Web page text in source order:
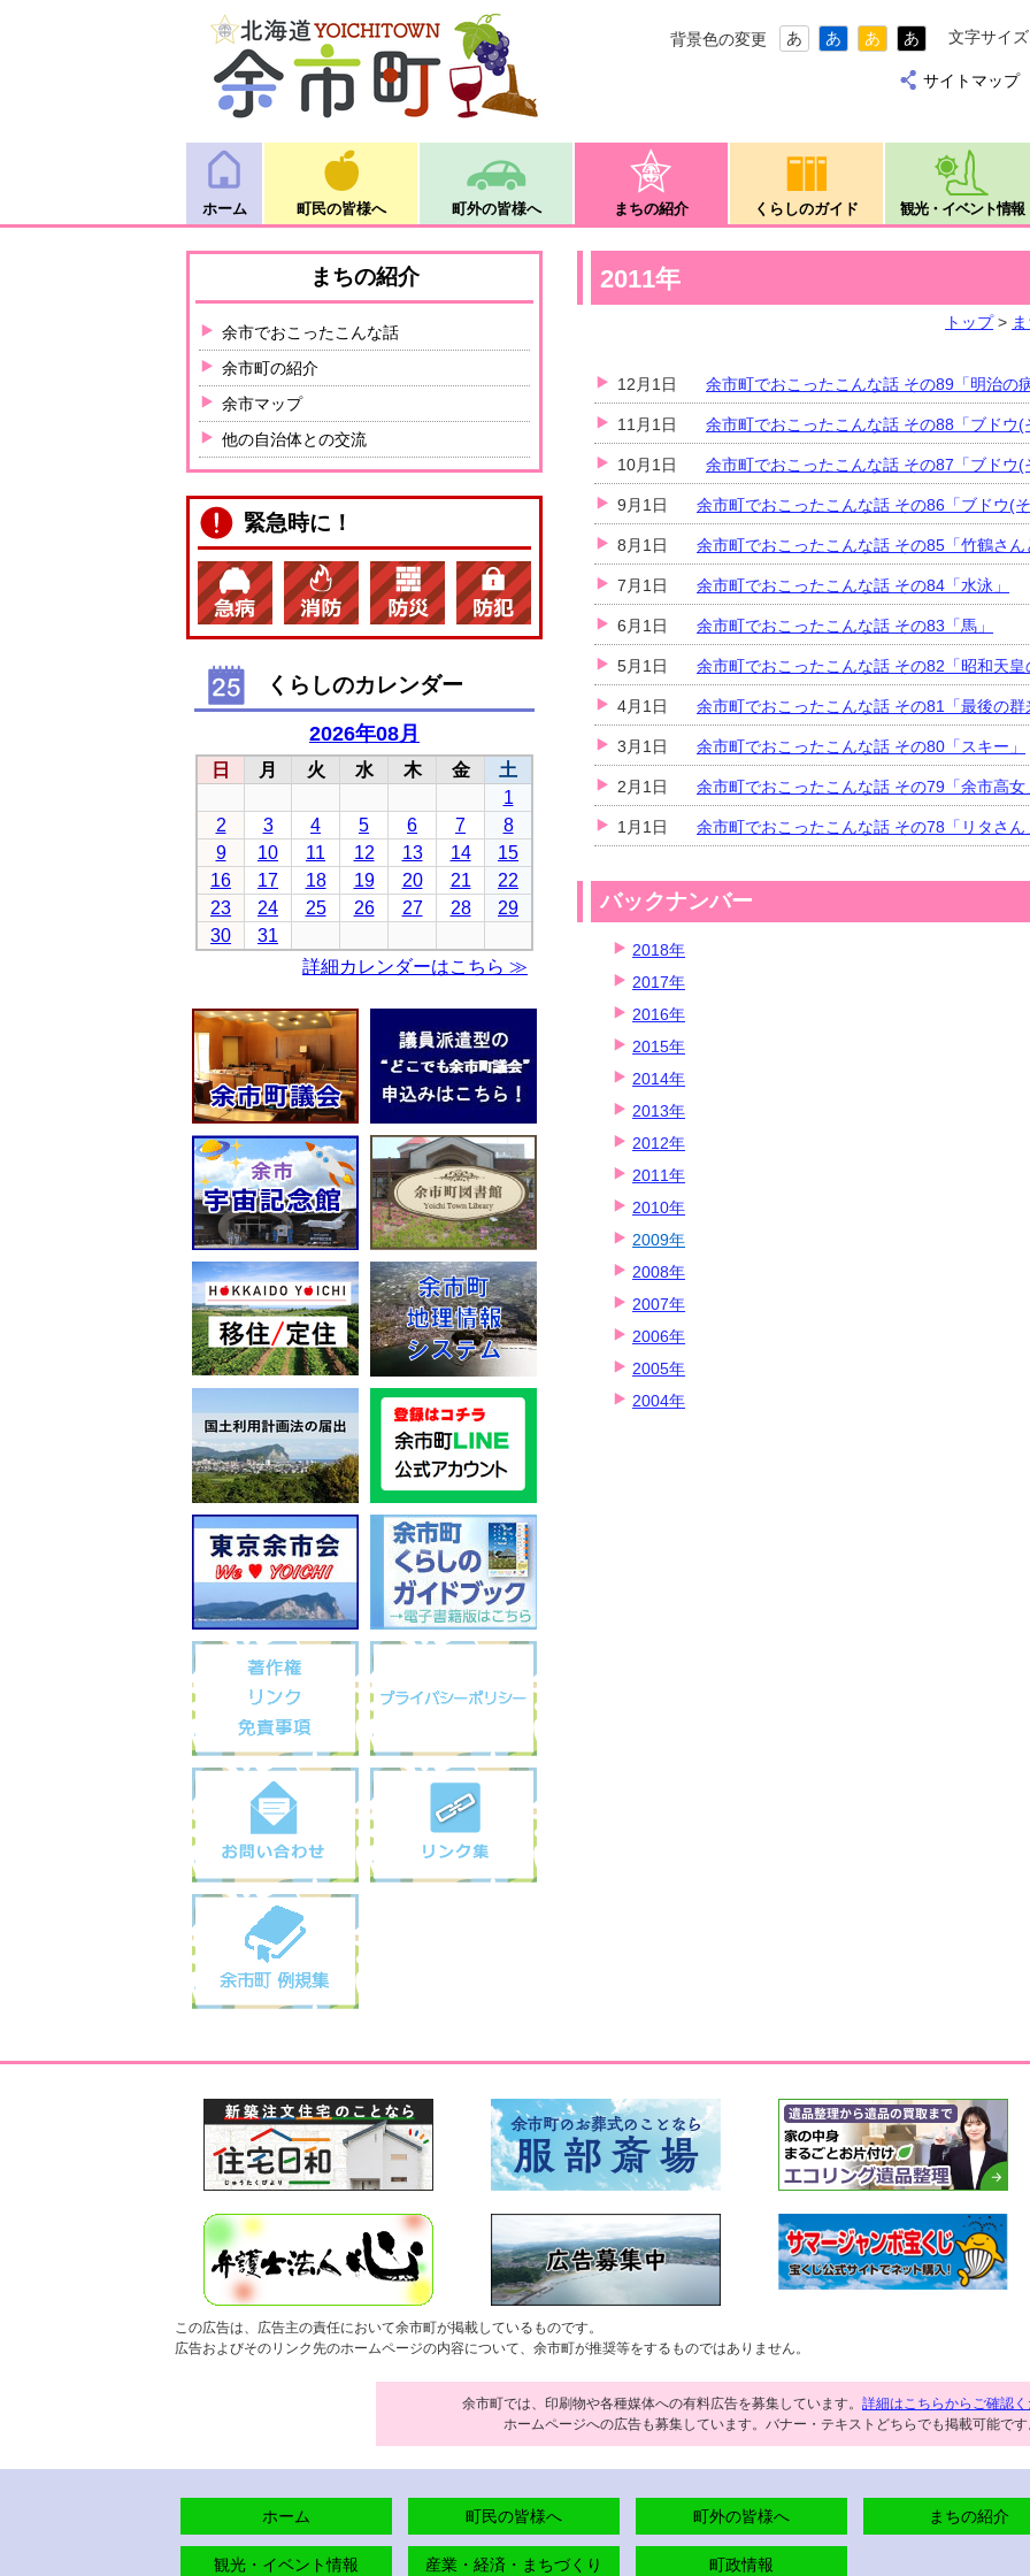
背景色の変更 あ あ あ あ 文字サイズ
サイトマップ
ホーム 町民の皆様へ 町外の皆様へ まちの紹介 くらしのガイド 観光・イベント情報
2011年
トップ>
12月1日 余市町でおこったこんな話 その89「明治の病
11月1日 余市町でおこったこんな話 その88「ブドウ(
10月1日 余市町でおこったこんな話 その87「ブドウ(
9月1日 余市町でおこったこんな話 その86「ブドウ(そ
8月1日 余市町でおこったこんな話 その85「竹鶴さん
7月1日 余市町でおこったこんな話 その84「水泳」
6月1日 余市町でおこったこんな話 その83「馬」
5月1日 余市町でおこったこんな話 その82「昭和天皇
4月1日 余市町でおこったこんな話 その81「最後の群
3月1日 余市町でおこったこんな話 その80「スキー」
2月1日 余市町でおこったこんな話 その79「余市高女
1月1日 余市町でおこったこんな話 その78「リタさん
バックナンバー
2018年
2017年
2016年
2015年
2014年
2013年
2012年
2011年
2010年
2009年
2008年
2007年
2006年
2005年
2004年
まちの紹介
余市でおこったこんな話
余市町の紹介
余市マップ
他の自治体との交流
緊急時に！
くらしのカレンダー
この広告は、広告主の責任において余市町が掲載しているものです。
広告およびそのリンク先のホームページの内容について、余市町が推奨等をするものではありません。
余市町では、印刷物や各種媒体への有料広告を募集しています。 詳細はこちらからご確認く
ホームページへの広告も募集しています。バナー・テキストどちらでも掲載可能です
ホーム 町民の皆様へ 町外の皆様へ まちの紹介
観光・イベント情報 産業・経済・まちづくり 町政情報